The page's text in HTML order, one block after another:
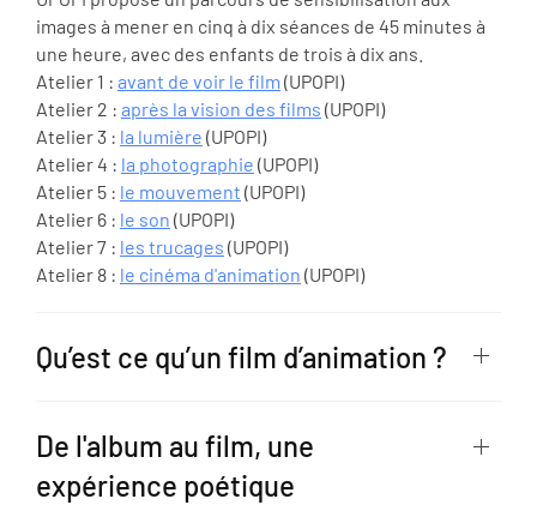
images à mener en cinq à dix séances de 45 minutes à
une heure, avec des enfants de trois à dix ans.
Atelier 1 : avant de voir le film (UPOPI)
Atelier 2 : après la vision des films (UPOPI)
Atelier 3 : la lumière (UPOPI)
Atelier 4 : la photographie (UPOPI)
Atelier 5 : le mouvement (UPOPI)
Atelier 6 : le son (UPOPI)
Atelier 7 : les trucages (UPOPI)
Atelier 8 : le cinéma d'animation (UPOPI)
Qu’est ce qu’un film d’animation ?
De l'album au film, une
expérience poétique